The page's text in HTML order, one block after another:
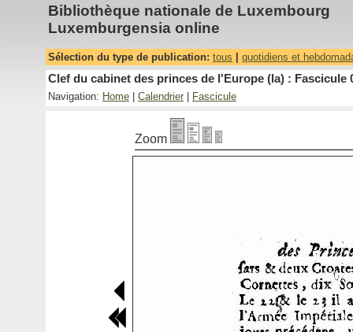
Bibliothèque nationale de Luxembourg
Luxemburgensia online
Sélection du type de publication: tous quotidiens et
Clef du cabinet des princes de l'Europe (la) : Fascicule
Navigation: Home Calendrier Fascicule
Zoom